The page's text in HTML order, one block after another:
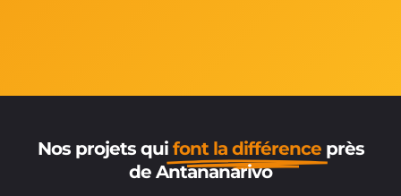
Nos projets qui font la différence près
de Antananarivo